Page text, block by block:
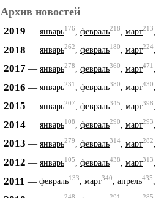
Архив новостей
2019 — январь176 февраль218 март213
2018 — январь262, февраль180, март224,
2017 — январь278 февраль360 март471
2016 — январь231, февраль380, март430,
2015 — январь207 февраль345 март398
2014 — январь108, февраль290, март293,
2013 — январь279 февраль314 март282
2012 — январь105 февраль438 март313
2011 — февраль133, март340, апрель435,